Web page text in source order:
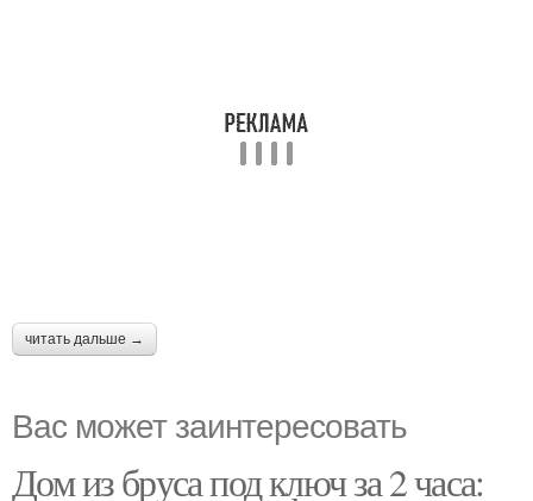
читать дальше →
Вас может заинтересовать
Дом из бруса под ключ за 2 часа: